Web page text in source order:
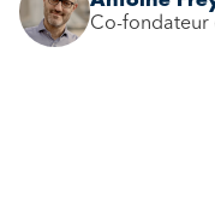
Co-fondateur